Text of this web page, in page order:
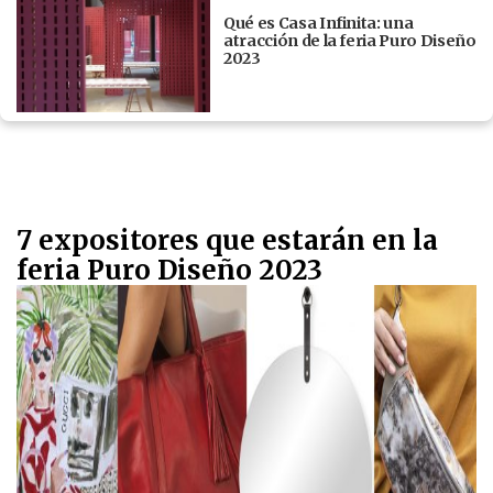
Qué es Casa Infinita: una
atracción de la feria Puro Diseño
2023
7 expositores que estarán en la
feria Puro Diseño 2023